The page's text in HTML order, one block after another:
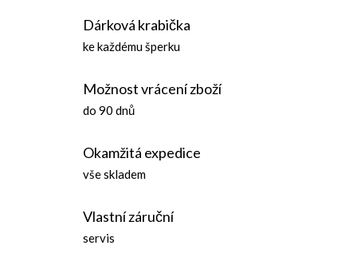
Dárková krabička
ke každému šperku
Možnost vrácení zboží
do 90 dnů
Okamžitá expedice
vše skladem
Vlastní záruční
servis